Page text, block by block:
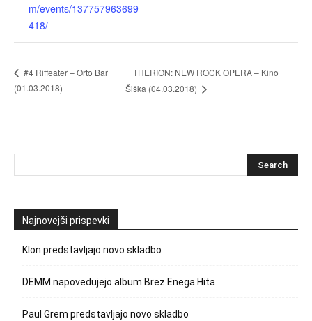
m/events/137757963699
418/
#4 Riffeater – Orto Bar
(01.03.2018)
THERION: NEW ROCK OPERA – Kino
Šiška (04.03.2018)
Najnovejši prispevki
Klon predstavljajo novo skladbo
DEMM napovedujejo album Brez Enega Hita
Paul Grem predstavljajo novo skladbo